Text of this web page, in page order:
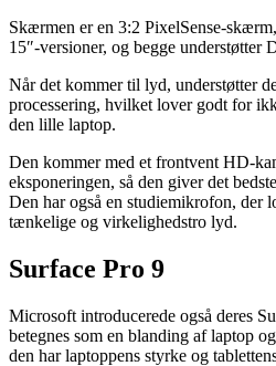
Skærmen er en 3:2 PixelSense-
15″-versioner, og begge understøtter
Når det kommer til lyd, understøtter
processering, hvilket lover godt for
den lille laptop.
Den kommer med et frontvent HD-
eksponeringen, så den giver det
Den har også en studiemikrofon, der
tænkelige og virkelighedstro lyd.
Surface Pro 9
Microsoft introducerede også deres
betegnes som en blanding af laptop
den har laptoppens styrke og